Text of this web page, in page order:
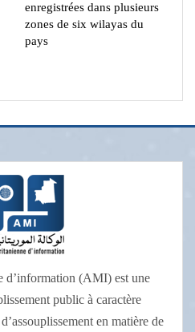
enregistrées dans plusieurs
zones de six wilayas du
pays
d’information (AMI) est une
public à caractère
en matière de